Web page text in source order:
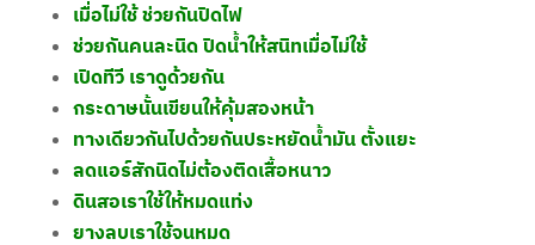
เมื่อไม่ใช้ ช่วยกันปิดไฟ
ช่วยกันคนละนิด ปิดน้ำให้สนิทเมื่อไม่ใช้
เปิดทีวี เราดูด้วยกัน
กระดาษนั้นเขียนให้คุ้มสองหน้า
ทางเดียวกันไปด้วยกันประหยัดน้ำมันตั้งแยะ
ลดแอร์สักนิดไม่ต้องติดเสื้อหนาว
ดินสอเราใช้ให้หมดแท่ง
ยางลบเราใช้จนหมด